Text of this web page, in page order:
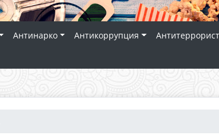
Антинарко Антикоррупция